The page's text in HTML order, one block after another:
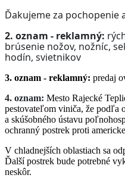
Ďakujeme za pochopenie
2. oznam - reklamný:
brúsenie nožov, nožníc,
hodín, svietnikov
3. oznam - reklamný: predaj
4. oznam: Mesto Rajecké
pestovateľom viniča, že podľa
a skúšobného ústavu
ochranný postrek proti
V chladnejších oblastiach sa
Ďalší postrek bude potrebné
neskôr.